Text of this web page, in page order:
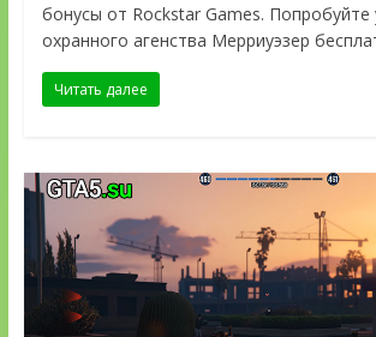
бонусы от Rockstar Games. Попробуйте
охранного агенства Мерриуэзер
Читать далее